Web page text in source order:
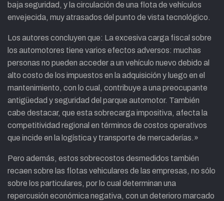
baja seguridad, y la circulación de una flota de vehículos
envejecida, muy atrasados del punto de vista tecnológico.
Los autores concluyen que: La excesiva carga fiscal sobre
los automotores tiene varios efectos adversos: muchas
personas no pueden acceder a un vehículo nuevo debido al
alto costo de los impuestos en la adquisición y luego en el
mantenimiento, con lo cual, contribuye a una preocupante
antigüedad y seguridad del parque automotor. También
cabe destacar, que esta sobrecarga impositiva, afecta la
competitividad regional en términos de costos operativos
que incide en la logística y transporte de mercaderías.»
Pero además, estos sobrecostos desmedidos también
recaen sobre las flotas vehiculares de las empresas, no sólo
sobre los particulares, por lo cual determinan una
repercusión económica negativa, con un deterioro marcado